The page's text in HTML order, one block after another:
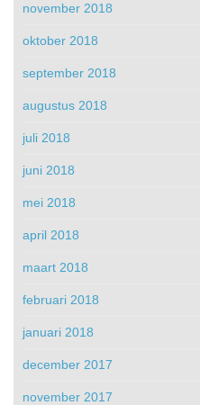
november 2018
oktober 2018
september 2018
augustus 2018
juli 2018
juni 2018
mei 2018
april 2018
maart 2018
februari 2018
januari 2018
december 2017
november 2017